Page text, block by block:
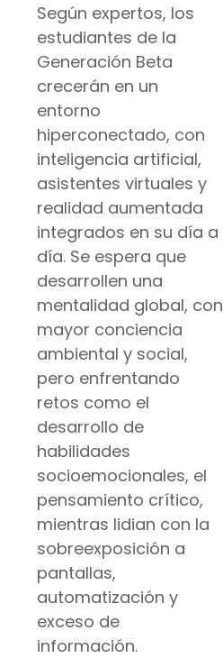
Según expertos, los
estudiantes de la
Generación Beta
crecerán en un
entorno
hiperconectado, con
inteligencia artificial,
asistentes virtuales y
realidad aumentada
integrados en su día a
día. Se espera que
desarrollen una
mentalidad global, con
mayor conciencia
ambiental y social,
pero enfrentando
retos como el
desarrollo de
habilidades
socioemocionales, el
pensamiento crítico,
mientras lidian con la
sobreexposición a
pantallas,
automatización y
exceso de
información.